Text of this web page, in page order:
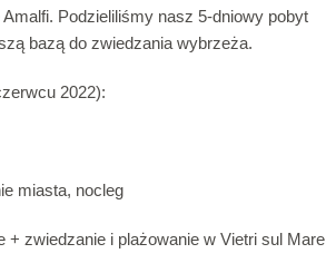
Podzieliliśmy nasz 5-dniowy pobyt
bazą do zwiedzania wybrzeża.
2022):
miasta, nocleg
+ zwiedzanie i plażowanie w Vietri sul Mare